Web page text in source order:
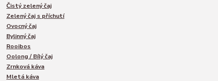
Čistý zelený čaj
Zelený čaj s příchutí
Ovocný čaj
Bylinný čaj
Rooibos
Oolong / Bílý čaj
Zrnková káva
Mletá káva